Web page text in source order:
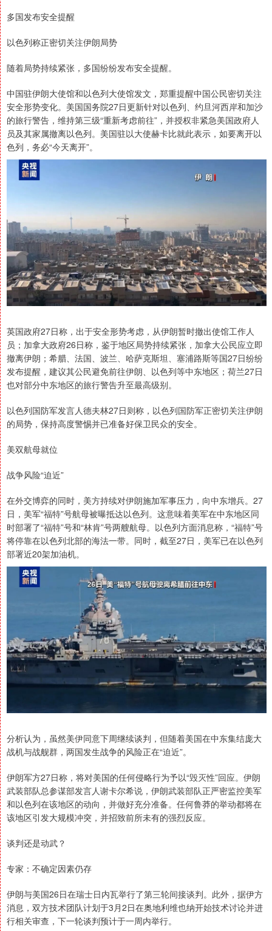
多国发布安全提醒
以色列称正密切关注伊朗局势
随着局势持续紧张，多国纷纷发布安全提醒。
中国驻伊朗大使馆和以色列大使馆发文，郑重提醒中国公民密切关注
安全形势变化。美国国务院27日更新针对以色列、约旦河西岸和加沙
的旅行警告，维持第三级“重新考虑前往”，并授权非紧急美国政府人
员及其家属撤离以色列。美国驻以大使赫卡比就此表示，如要离开以
色列，务必“今天离开”。
英国政府27日称，出于安全形势考虑，从伊朗暂时撤出使馆工作人
员；加拿大政府26日称，鉴于地区局势持续紧张，加拿大公民应立即
撤离伊朗；希腊、法国、波兰、哈萨克斯坦、塞浦路斯等国27日纷纷
发布提醒，建议其公民避免前往伊朗、以色列等中东地区；荷兰27日
也对部分中东地区的旅行警告升至最高级别。
以色列国防军发言人德夫林27日则称，以色列国防军正密切关注伊朗
的局势，保持高度警惕并已准备好保卫民众的安全。
美双航母就位
战争风险“迫近”
在外交博弈的同时，美方持续对伊朗施加军事压力，向中东增兵。27
日，美军“福特”号航母被曝抵达以色列。这意味着美军在中东地区同
时部署了“福特”号和“林肯”号两艘航母。以色列方面消息称，“福特”号
将停靠在以色列北部的海法一带。同时，截至27日，美军已在以色列
部署近20架加油机。
分析认为，虽然美伊同意下周继续谈判，但随着美国在中东集结庞大
战机与战舰群，两国发生战争的风险正在“迫近”。
伊朗军方27日称，将对美国的任何侵略行为予以“毁灭性”回应。伊朗
武装部队总参谋部发言人谢卡尔希说，伊朗武装部队正严密监控美军
和以色列在该地区的动向，并做好充分准备。任何鲁莽的举动都将在
该地区引发大规模冲突，并招致前所未有的强烈反应。
谈判还是动武？
专家：不确定因素仍存
伊朗与美国26日在瑞士日内瓦举行了第三轮间接谈判。此外，据伊方
消息，双方技术团队计划于3月2日在奥地利维也纳开始技术讨论并进
行相关审查，下一轮谈判预计于一周内举行。